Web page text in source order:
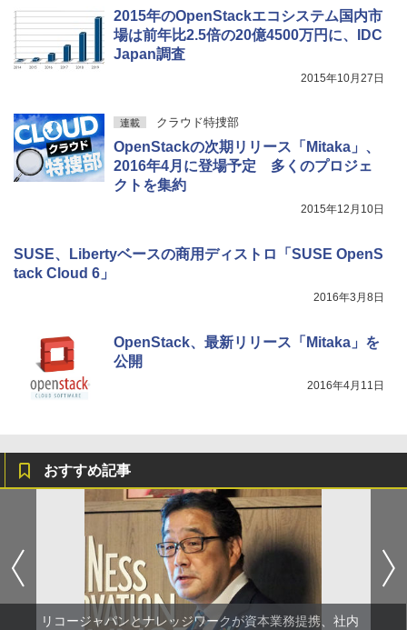
2015年のOpenStackエコシステム国内市
場は前年比2.5倍の20億4500万円に、IDC
Japan調査
2015年10月27日
連載 クラウド特捜部
OpenStackの次期リリース「Mitaka」、
2016年4月に登場予定 多くのプロジェ
クトを集約
2015年12月10日
SUSE、Libertyベースの商用ディストロ「SUSE OpenS
tack Cloud 6」
2016年3月8日
OpenStack、最新リリース「Mitaka」を
公開
2016年4月11日
おすすめ記事
リコージャパンとナレッジワークが資本業務提携、社内